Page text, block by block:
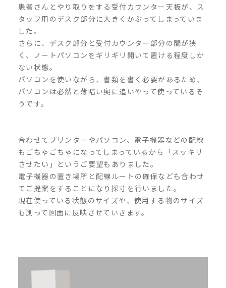
患者さんとやり取りをする受付カウンター天板が、ス
タッフ用のデスク部分に大きくかぶってしまっていま
した。
さらに、デスク部分と受付カウンター部分の間が狭
く、ノートパソコンをギリギリ開いて置ける程度しか
ない状態。
パソコンを使いながら、書類を書く必要があるため、
パソコンは必然と薄暗い奥に追いやって使っているそ
うです。
合わせてプリンターやパソコン、電子機器などの配線
もごちゃごちゃになってしまっているから「スッキリ
させたい」というご要望もありました。
電子機器の置き場所と配線ルートの確保なども合わせ
てご提案をすることになり採寸を行いました。
現在使っている状態のサイズや、使用する物のサイズ
も測って図面に反映させていきます。